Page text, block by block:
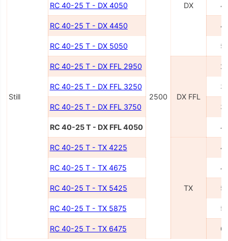
Still 2500
DX
RC 40-25 T - DX 4050
RC 40-25 T - DX 4450
RC 40-25 T - DX 5050
RC 40-25 T - DX FFL 2950
DX FFL
RC 40-25 T - DX FFL 3250
RC 40-25 T - DX FFL 3750
RC 40-25 T - DX FFL 4050
RC 40-25 T - TX 4225
TX
RC 40-25 T - TX 4675
RC 40-25 T - TX 5425
RC 40-25 T - TX 5875
RC 40-25 T - TX 6475